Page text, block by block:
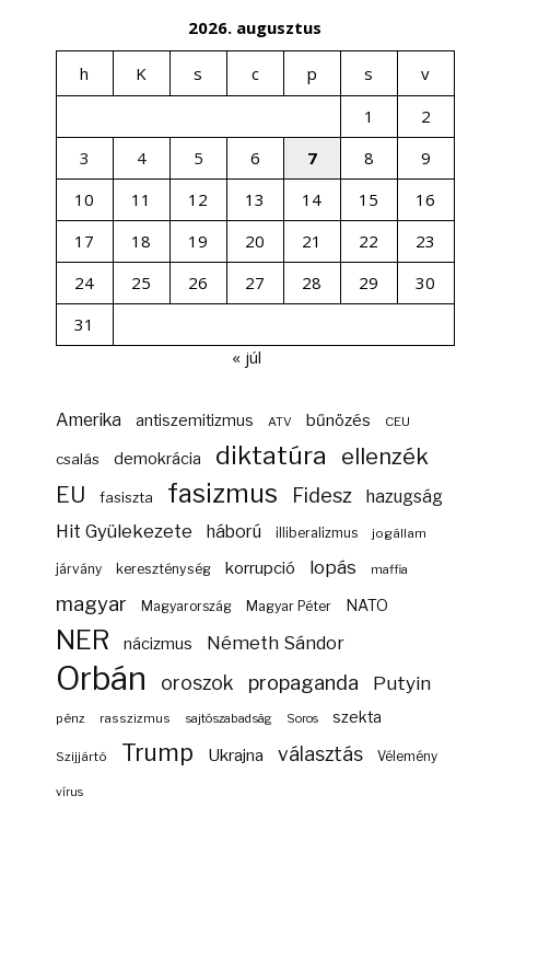
2026. augusztus
h K s c p s
v
1
2
3
4 5 6 7 8
9
10
11 12 13 14 15
16
17
18 19 20 21 22
23
24
25 26 27 28 29
30
31
« júl
Amerika antiszemitizmus ATV bűnözés CEU
csalás demokrácia diktatúra ellenzék
EU fasiszta fasizmus Fidesz hazugság
Hit Gyülekezete háború illiberalizmus jogállam
járvány kereszténység korrupció lopás maffia
magyar Magyarország Magyar Péter NATO
NER nácizmus Németh Sándor
Orbán oroszok propaganda Putyin
pénz rasszizmus sajtószabadság Soros szekta
Szijjártó Trump Ukrajna választás Vélemény
vírus